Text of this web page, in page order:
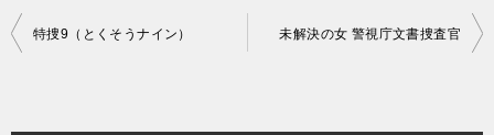
投
特捜9（とくそうナイン） 未解決の女 警視庁文書捜査官